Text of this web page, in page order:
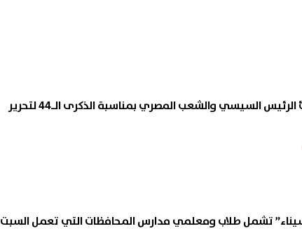
حزب حماة الوطن يهنئ الرئيس السيسي والشعب المصري بمناسبة الذكرى الـ44 لتحرير
سيناء” تشمل طلاب ومعلمي مدارس المحافظات التي تعمل السبت